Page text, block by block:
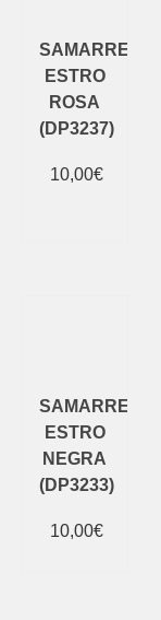
SAMARRETA
ESTRO
ROSA
(DP3237)
10,00€
SAMARRETA
ESTRO
NEGRA
(DP3233)
10,00€